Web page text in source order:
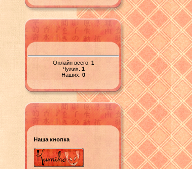
Онлайн всего: 1
Чужих: 1
Наших: 0
Наша кнопка